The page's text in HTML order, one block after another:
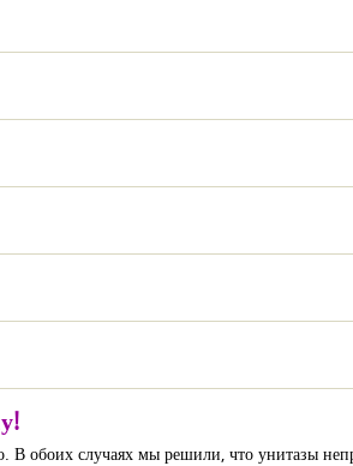
В обоих случаях мы решили, что унитазы